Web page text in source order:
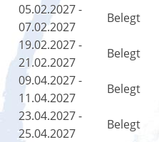
05.02.2027 -
07.02.2027
Belegt
19.02.2027 -
21.02.2027
Belegt
09.04.2027 -
11.04.2027
Belegt
23.04.2027 -
25.04.2027
Belegt